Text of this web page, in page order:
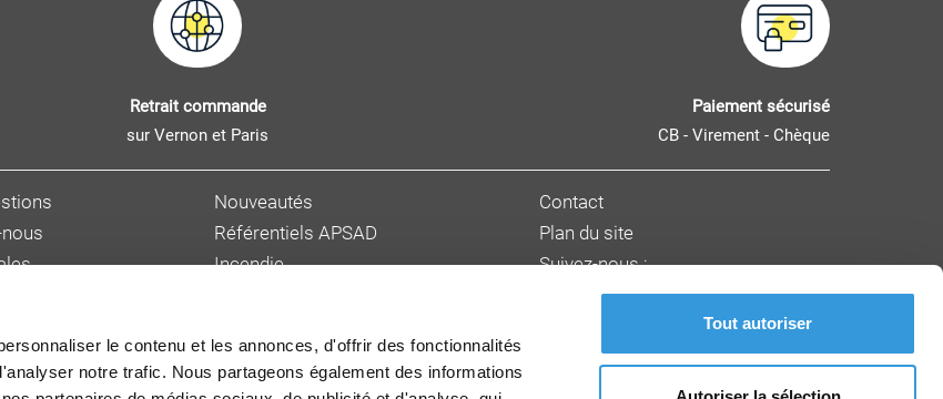
le contenu et les annonces, d'offrir des fonctionnalités
notre trafic. Nous partageons également des informations
Tout autoriser
Retrait commande
sur Vernon et Paris
Paiement sécurisé
CB - Virement - Chèque
de livraison
Nouveautés
Référentiels APSAD
Incendie
Gestion des risques
Cybersécurité
Contact
Plan du site
Suivez-nous :